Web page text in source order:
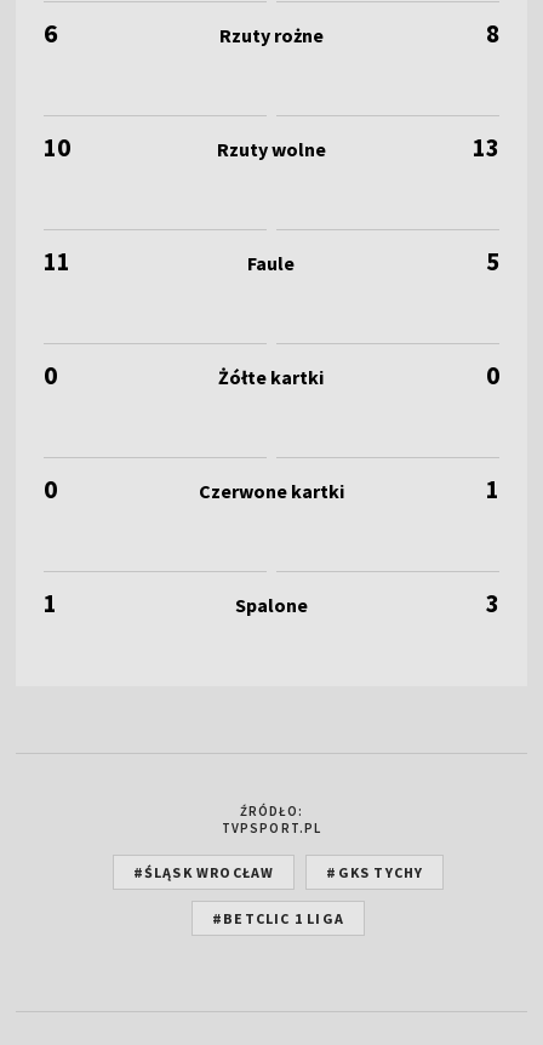
6
10
11
0
0
1
8
13
5
0
1
3
ŹRÓDŁO:
TVPSPORT.PL
#ŚLĄSK WROCŁAW #GKS TYCHY
#BETCLIC 1 LIGA